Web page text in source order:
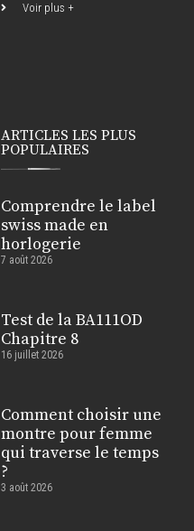
Voir plus +
ARTICLES LES PLUS
POPULAIRES
Comprendre le label
swiss made en
horlogerie
7 août 2026
Test de la BA111OD
Chapitre 8
16 juillet 2026
Comment choisir une
montre pour femme
qui traverse le temps
?
3 août 2026